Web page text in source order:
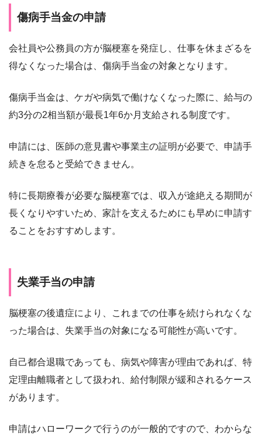
傷病手当金の申請
会社員や公務員の方が脳梗塞を発症し、仕事を休まざるを
得なくなった場合は、傷病手当金の対象となります。
傷病手当金は、ケガや病気で働けなくなった際に、給与の
約3分の2相当額が最長1年6か月支給される制度です。
申請には、医師の意見書や事業主の証明が必要で、申請手
続きを怠ると受給できません。
特に長期療養が必要な脳梗塞では、収入が途絶える期間が
長くなりやすいため、家計を支えるためにも早めに申請す
ることをおすすめします。
失業手当の申請
脳梗塞の後遺症により、これまでの仕事を続けられなくな
った場合は、失業手当の対象になる可能性が高いです。
自己都合退職であっても、病気や障害が理由であれば、特
定理由離職者として扱われ、給付制限が緩和されるケース
があります。
申請はハローワークで行うのが一般的ですので、わからな